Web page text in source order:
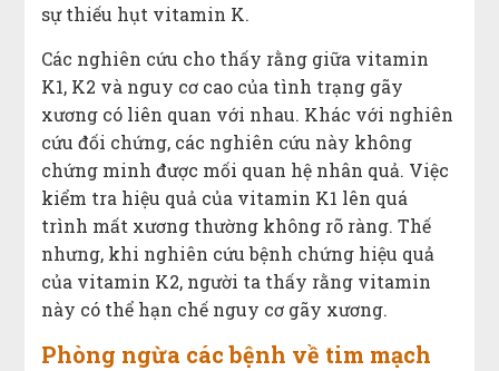
sự thiếu hụt vitamin K.
Các nghiên cứu cho thấy rằng giữa vitamin
K1, K2 và nguy cơ cao của tình trạng gãy
xương có liên quan với nhau. Khác với nghiên
cứu đối chứng, các nghiên cứu này không
chứng minh được mối quan hệ nhân quả. Việc
kiểm tra hiệu quả của vitamin K1 lên quá
trình mất xương thường không rõ ràng. Thế
nhưng, khi nghiên cứu bệnh chứng hiệu quả
của vitamin K2, người ta thấy rằng vitamin
này có thể hạn chế nguy cơ gãy xương.
Phòng ngừa các bệnh về tim mạch